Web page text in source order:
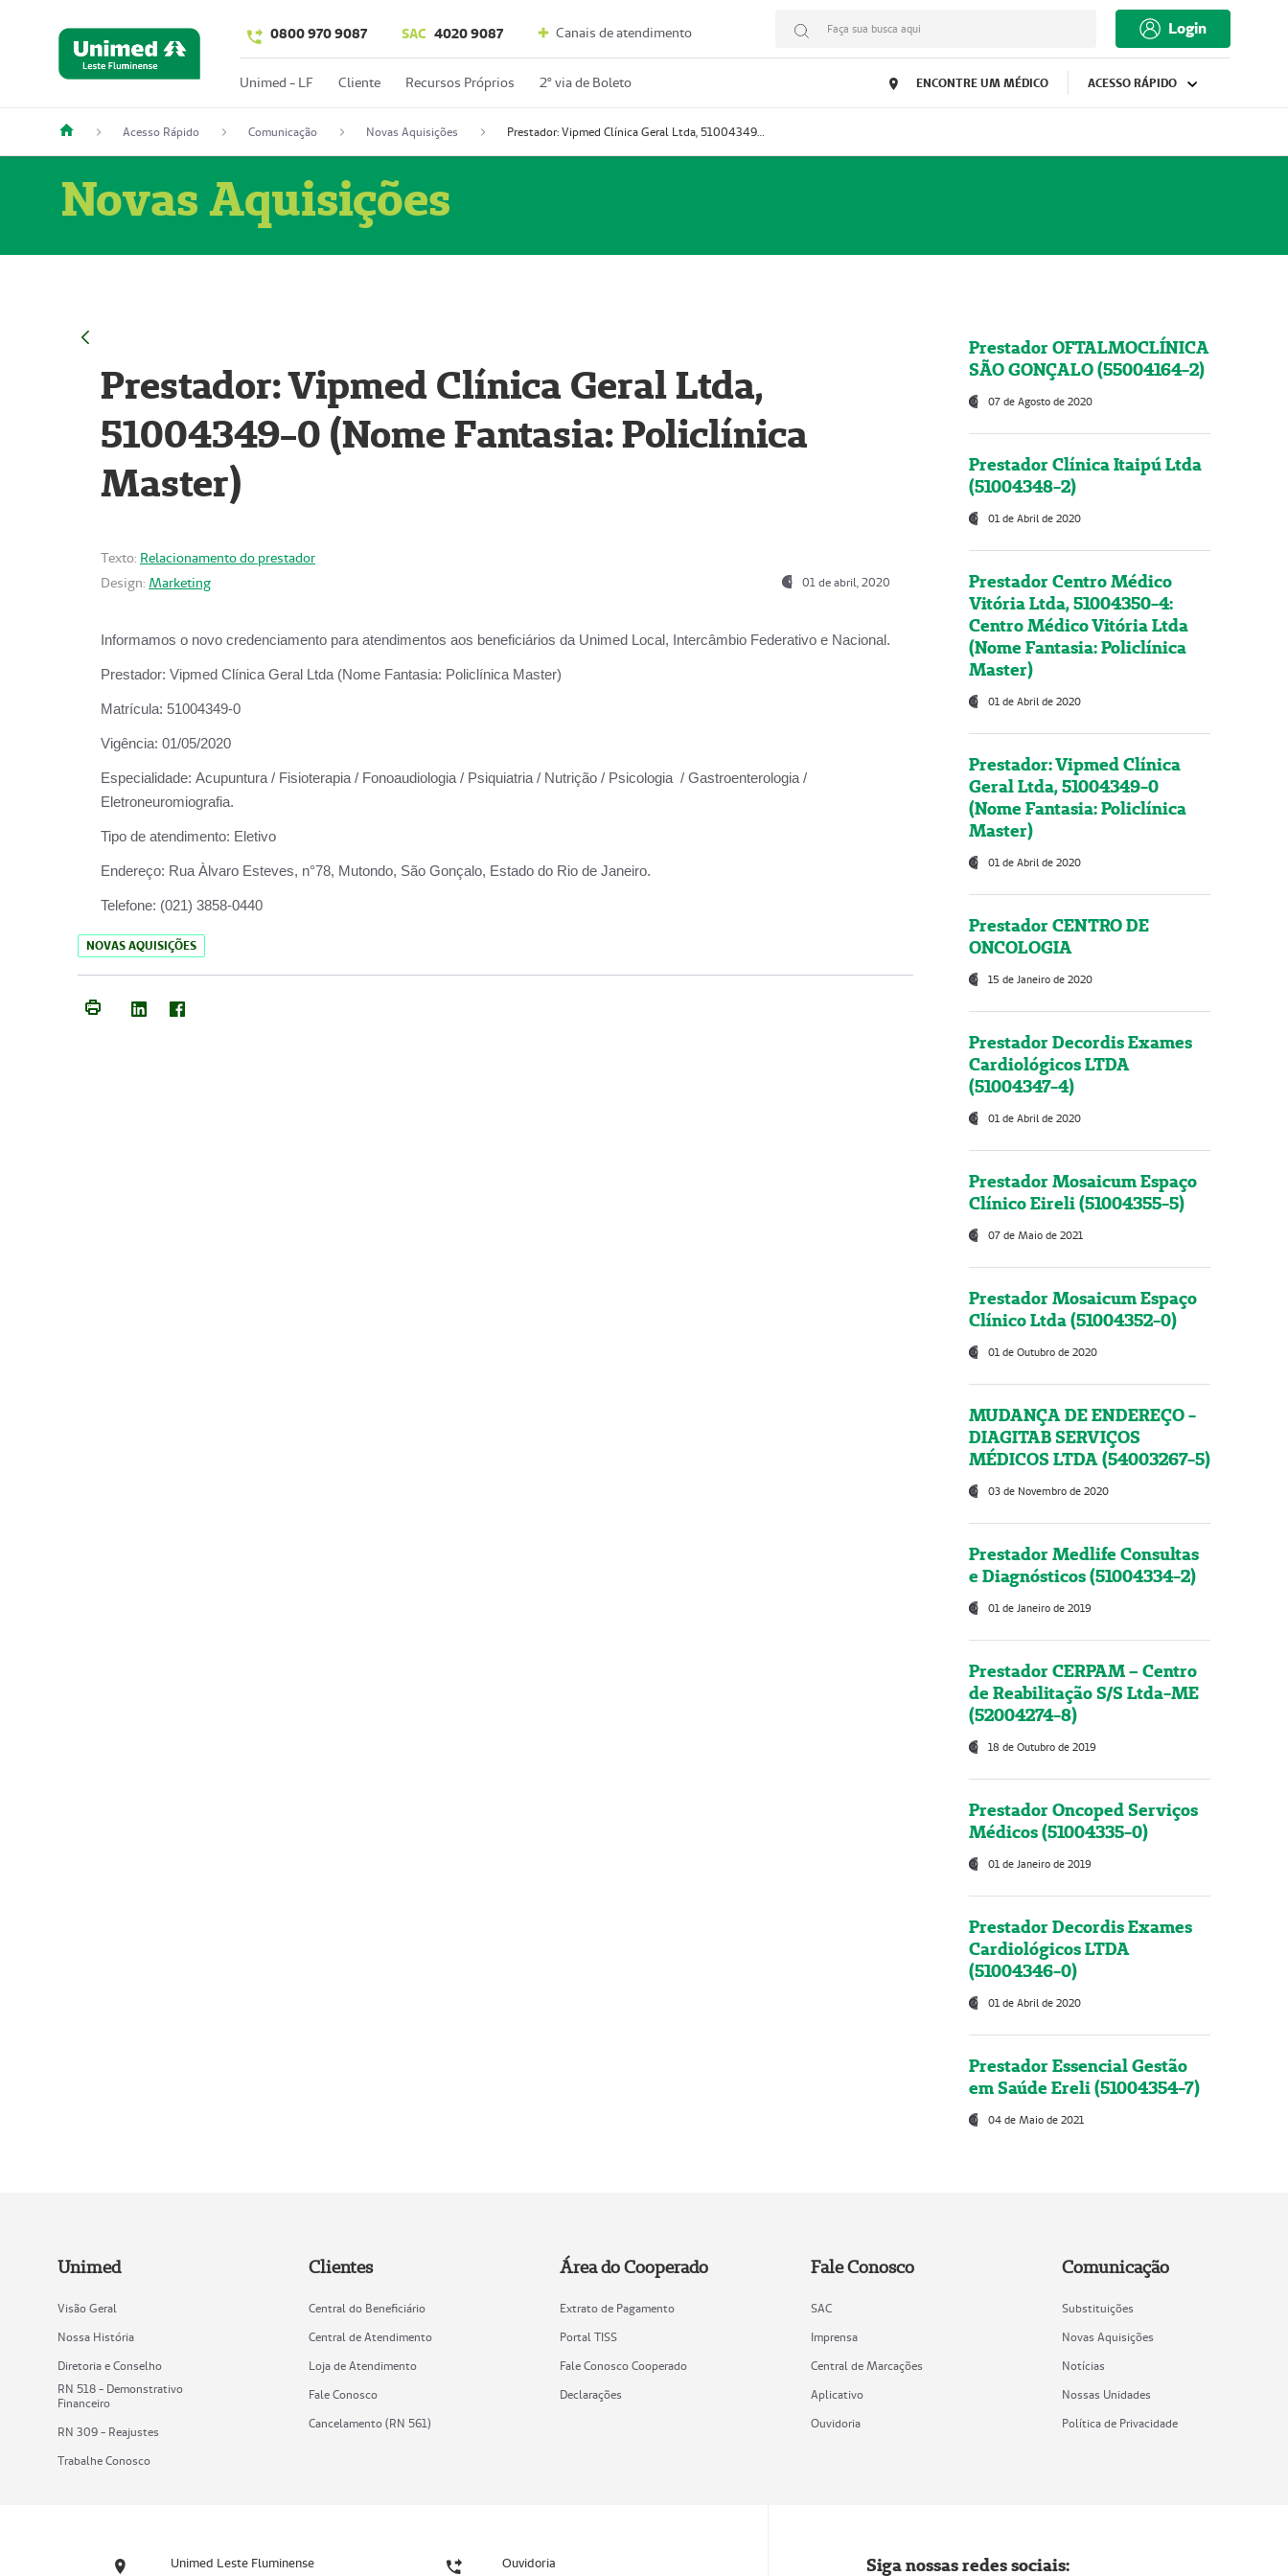
0800 970 9087 SAC 4020 9087 Canais de atendimento Faça sua busca aqui Login
Unimed - LF Cliente Recursos Próprios 2º via de Boleto ENCONTRE UM MÉDICO ACESSO RÁPIDO
Acesso Rápido Comunicação Novas Aquisições Prestador: Vipmed Clínica Geral Ltda, 51004349-0 (Nome Fantasia: Policlínica Master)
Novas Aquisições
Prestador: Vipmed Clínica Geral Ltda,
51004349-0 (Nome Fantasia: Policlínica
Master)
Texto: Relacionamento do prestador
Design: Marketing 01 de abril, 2020
Informamos o novo credenciamento para atendimentos aos beneficiários da Unimed Local, Intercâmbio Federativo e Nacional.
Prestador: Vipmed Clínica Geral Ltda (Nome Fantasia: Policlínica Master)
Matrícula: 51004349-0
Vigência: 01/05/2020
Especialidade: Acupuntura / Fisioterapia / Fonoaudiologia / Psiquiatria / Nutrição / Psicologia / Gastroenterologia /
Eletroneuromiografia.
Tipo de atendimento: Eletivo
Endereço: Rua Àlvaro Esteves, n°78, Mutondo, São Gonçalo, Estado do Rio de Janeiro.
Telefone: (021) 3858-0440
NOVAS AQUISIÇÕES
Prestador OFTALMOCLÍNICA
SÃO GONÇALO (55004164-2)
07 de Agosto de 2020
Prestador Clínica Itaipú Ltda
(51004348-2)
01 de Abril de 2020
Prestador Centro Médico
Vitória Ltda, 51004350-4:
Centro Médico Vitória Ltda
(Nome Fantasia: Policlínica
Master)
01 de Abril de 2020
Prestador: Vipmed Clínica
Geral Ltda, 51004349-0
(Nome Fantasia: Policlínica
Master)
01 de Abril de 2020
Prestador CENTRO DE
ONCOLOGIA
15 de Janeiro de 2020
Prestador Decordis Exames
Cardiológicos LTDA
(51004347-4)
01 de Abril de 2020
Prestador Mosaicum Espaço
Clínico Eireli (51004355-5)
07 de Maio de 2021
Prestador Mosaicum Espaço
Clínico Ltda (51004352-0)
01 de Outubro de 2020
MUDANÇA DE ENDEREÇO -
DIAGITAB SERVIÇOS
MÉDICOS LTDA (54003267-5)
03 de Novembro de 2020
Prestador Medlife Consultas
e Diagnósticos (51004334-2)
01 de Janeiro de 2019
Prestador CERPAM – Centro
de Reabilitação S/S Ltda-ME
(52004274-8)
18 de Outubro de 2019
Prestador Oncoped Serviços
Médicos (51004335-0)
01 de Janeiro de 2019
Prestador Decordis Exames
Cardiológicos LTDA
(51004346-0)
01 de Abril de 2020
Prestador Essencial Gestão
em Saúde Ereli (51004354-7)
04 de Maio de 2021
Unimed
Visão Geral
Nossa História
Diretoria e Conselho
RN 518 - Demonstrativo
Financeiro
RN 309 - Reajustes
Trabalhe Conosco
Clientes
Central do Beneficiário
Central de Atendimento
Loja de Atendimento
Fale Conosco
Cancelamento (RN 561)
Área do Cooperado
Extrato de Pagamento
Portal TISS
Fale Conosco Cooperado
Declarações
Fale Conosco
SAC
Imprensa
Central de Marcações
Aplicativo
Ouvidoria
Comunicação
Substituições
Novas Aquisições
Notícias
Nossas Unidades
Política de Privacidade
Unimed Leste Fluminense Ouvidoria Siga nossas redes sociais: